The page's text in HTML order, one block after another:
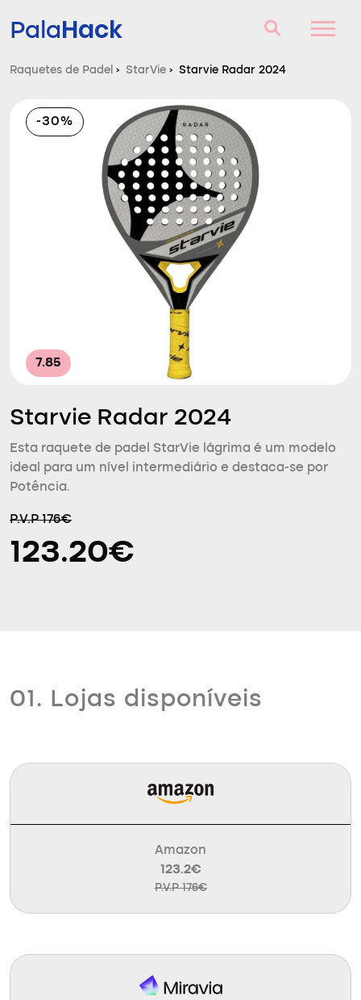
PalaHack
Raquetes de Padel
Perguntas e respostas
Comparador
Raquetes de Padel › StarVie › Starvie Radar 2024
-30%
7.85
Starvie Radar 2024
Esta raquete de padel StarVie lágrima é um modelo
ideal para um nível intermediário e destaca-se por
Potência.
P.V.P 176€
123.20€
01. Lojas disponíveis
Amazon
123.2€
P.V.P 176€